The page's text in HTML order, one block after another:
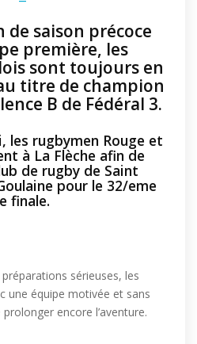
de saison précoce
première, les
sont toujours en
titre de champion
B de Fédéral 3.
les rugbymen Rouge et
à La Flèche afin de
de rugby de Saint
pour le 32/eme
finale.
sérieuses, les
une équipe motivée et sans
encore l’aventure.